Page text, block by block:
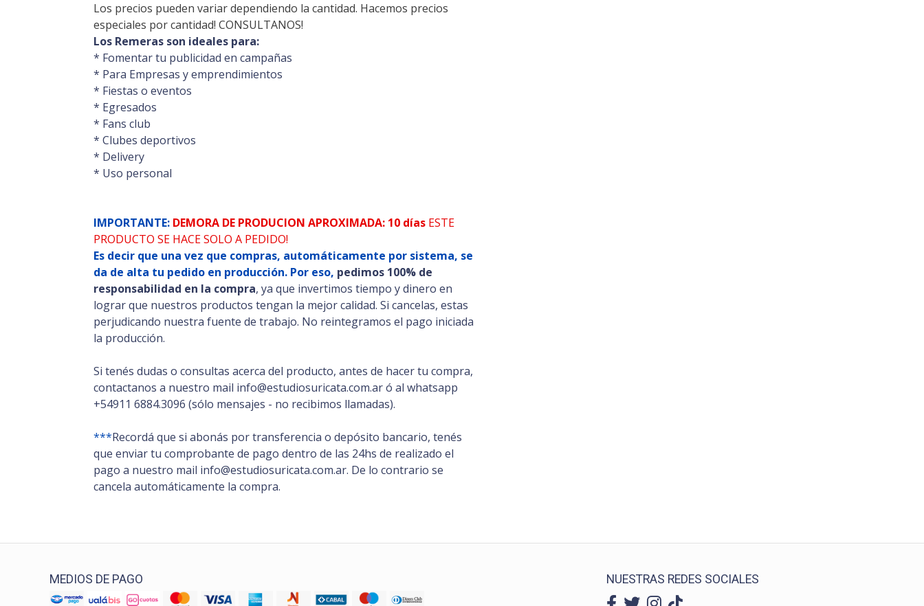
Los precios pueden variar dependiendo la cantidad. Hacemos precios
especiales por cantidad! CONSULTANOS!
Los Remeras son ideales para:
* Fomentar tu publicidad en campañas
* Para Empresas y emprendimientos
* Fiestas o eventos
* Egresados
* Fans club
* Clubes deportivos
* Delivery
* Uso personal
IMPORTANTE: DEMORA DE PRODUCION APROXIMADA: 10 días ESTE
PRODUCTO SE HACE SOLO A PEDIDO!
Es decir que una vez que compras, automáticamente por sistema, se
da de alta tu pedido en producción. Por eso, pedimos 100% de
responsabilidad en la compra, ya que invertimos tiempo y dinero en
lograr que nuestros productos tengan la mejor calidad. Si cancelas, estas
perjudicando nuestra fuente de trabajo. No reintegramos el pago iniciada
la producción.
Si tenés dudas o consultas acerca del producto, antes de hacer tu compra,
contactanos a nuestro mail info@estudiosuricata.com.ar ó al whatsapp
+54911 6884.3096 (sólo mensajes - no recibimos llamadas).
***Recordá que si abonás por transferencia o depósito bancario, tenés
que enviar tu comprobante de pago dentro de las 24hs de realizado el
pago a nuestro mail info@estudiosuricata.com.ar. De lo contrario se
cancela automáticamente la compra.
MEDIOS DE PAGO NUESTRAS REDES SOCIALES